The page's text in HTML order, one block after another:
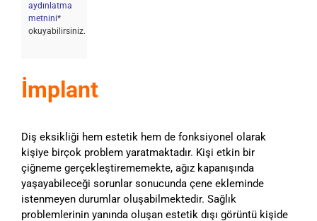
aydınlatma
metnini*
okuyabilirsiniz.
İmplant
Diş eksikliği hem estetik hem de fonksiyonel olarak
kişiye birçok problem yaratmaktadır. Kişi etkin bir
çiğneme gerçekleştirememekte, ağız kapanışında
yaşayabileceği sorunlar sonucunda çene ekleminde
istenmeyen durumlar oluşabilmektedir. Sağlık
problemlerinin yanında oluşan estetik dışı görüntü kişide